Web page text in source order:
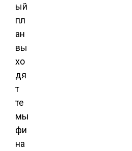
ый
пл
ан
вы
хо
дя
т
те
мы
фи
на